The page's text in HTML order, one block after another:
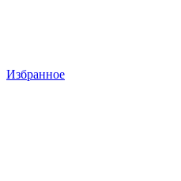
Избранное